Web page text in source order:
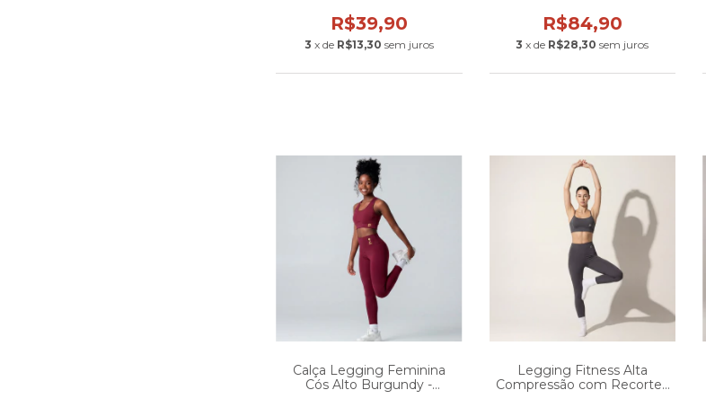
R$39,90
3 x de R$13,30 sem juros
R$84,90
3 x de R$28,30 sem juros
Calça Legging Feminina
Cós Alto Burgundy -
Legging Fitness Alta
Compressão com Recortes